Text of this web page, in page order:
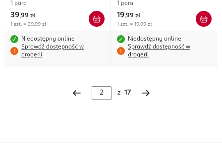
1 para
39,99 zł
1 szt. = 39,99 zł
Niedostępny online
Sprawdź dostępność w
drogerii
1 para
19,99 zł
1 szt. = 19,99 zł
Niedostępny online
Sprawdź dostępność w
drogerii
z 17